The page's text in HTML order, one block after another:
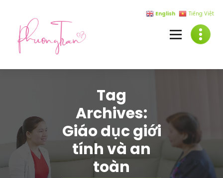
content
Tag
Archives:
Giáo dục giới
tính và an
toàn
English Tiếng Việt